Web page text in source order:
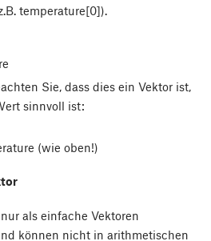
temperature[0]).
Sie, dass dies ein Vektor ist,
sinnvoll ist:
(wie oben!)
als einfache Vektoren
können nicht in arithmetischen